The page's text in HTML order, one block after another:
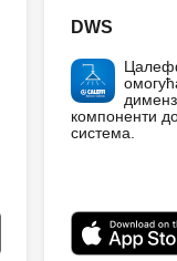
DWS
компоненти
система.